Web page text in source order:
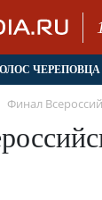
ЧЕРЕПОВЦА
Финал